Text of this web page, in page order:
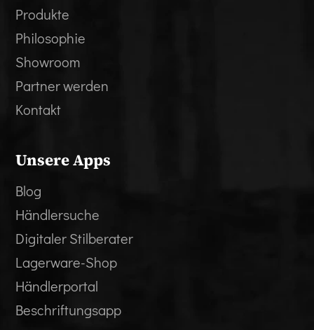
Produkte
Philosophie
Showroom
Partner werden
Kontakt
Unsere Apps
Blog
Händlersuche
Digitaler Stilberater
Lagerware-Shop
Händlerportal
Beschriftungsapp